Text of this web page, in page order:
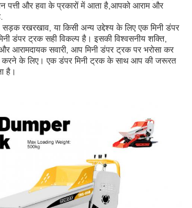
पत्ती और हवा के प्रकारों में आता है,आपको आराम और
सड़क रखरखाव, या किसी अन्य उद्देश्य के लिए एक मिनी डंपर
डंपर ट्रक सही विकल्प है। इसकी विश्वसनीय शक्ति,
आरामदायक सवारी, आप मिनी डंपर ट्रक पर भरोसा कर
के लिए। एक डंपर मिनी ट्रक के साथ आप की जरूरत
है।